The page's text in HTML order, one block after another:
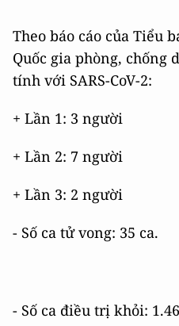
Theo báo cáo của Tiểu
Quốc gia phòng, chống
tính với SARS-CoV-2:
+ Lần 1: 3 người
+ Lần 2: 7 người
+ Lần 3: 2 người
- Số ca tử vong: 35 ca.
- Số ca điều trị khỏi: